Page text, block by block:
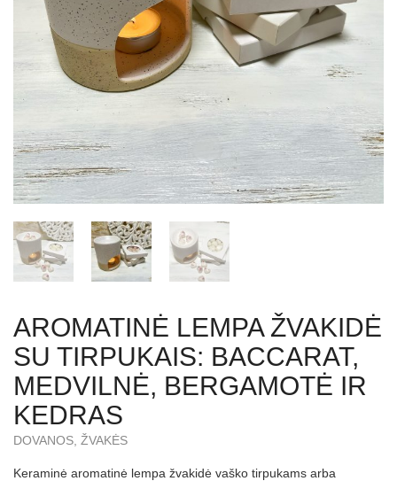
AROMATINĖ LEMPA ŽVAKIDĖ
SU TIRPUKAIS: BACCARAT,
MEDVILNĖ, BERGAMOTĖ IR
KEDRAS
DOVANOS ŽVAKĖS
Keraminė aromatinė lempa žvakidė vaško tirpukams arba